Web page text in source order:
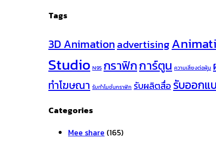
Tags
3D Animationadvertising
Studio N95 กราฟิกการ์ตูน ความเสี่ยงต่อฝุ่น
ทำโฆษณา รับทำโมชั่นกราฟิก รับผลิตสื่อ รับออกแ
Categories
Mee share (165)